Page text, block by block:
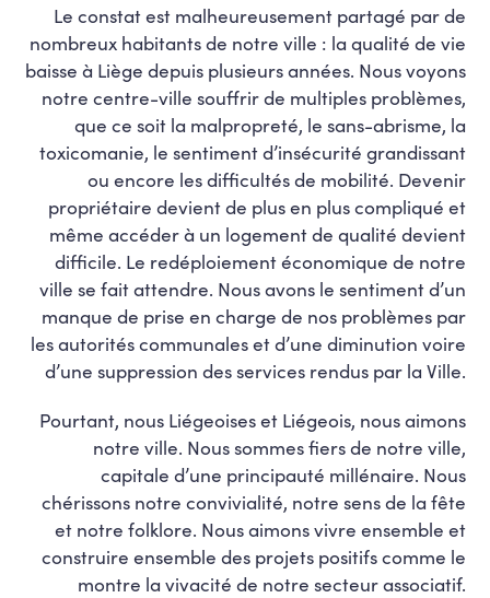
Le constat est malheureusement partagé par de
nombreux habitants de notre ville : la qualité de vie
baisse à Liège depuis plusieurs années. Nous voyons
notre centre-ville souffrir de multiples problèmes,
que ce soit la malpropreté, le sans-abrisme, la
toxicomanie, le sentiment d’insécurité grandissant
ou encore les difficultés de mobilité. Devenir
propriétaire devient de plus en plus compliqué et
même accéder à un logement de qualité devient
difficile. Le redéploiement économique de notre
ville se fait attendre. Nous avons le sentiment d’un
manque de prise en charge de nos problèmes par
les autorités communales et d’une diminution voire
d’une suppression des services rendus par la Ville.
Pourtant, nous Liégeoises et Liégeois, nous aimons
notre ville. Nous sommes fiers de notre ville,
capitale d’une principauté millénaire. Nous
chérissons notre convivialité, notre sens de la fête
et notre folklore. Nous aimons vivre ensemble et
construire ensemble des projets positifs comme le
montre la vivacité de notre secteur associatif.